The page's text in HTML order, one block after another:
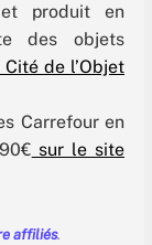
produit en
des objets
Cité de l’Objet
Carrefour en
sur le site
affiliés.